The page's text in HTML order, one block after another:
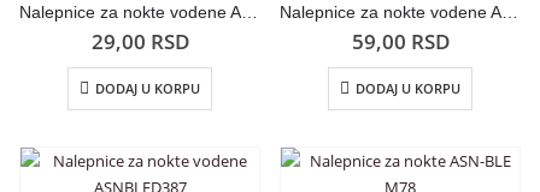
29,00 RSD
DODAJ U KORPU
59,00 RSD
DODAJ U KORPU